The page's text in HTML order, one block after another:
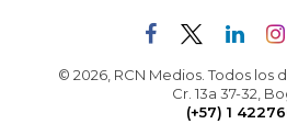
© 2026, RCN Medios. Todos los
Cr. 13a 37-32,
(+57) 1